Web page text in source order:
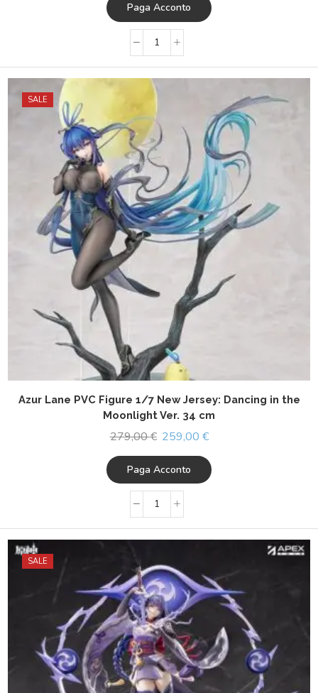
Paga Acconto
SALE
Azur Lane PVC Figure 1/7 New Jersey: Dancing in the
Moonlight Ver. 34 cm
279,00€ 259,00 €
Paga Acconto
SALE